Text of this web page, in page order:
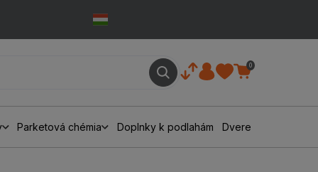
0
Parketová chémia Doplnky k podlahám Dvere